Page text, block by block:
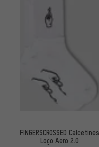
FINGERSCROSSED Calcetines
Logo Aero 2.0